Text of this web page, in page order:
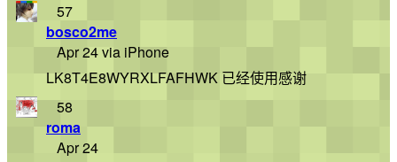
57
bosco2me
Apr 24 via iPhone
LK8T4E8WYRXLFAFHWK 已经使用感谢
58
roma
Apr 24